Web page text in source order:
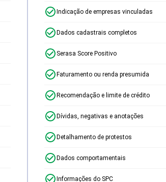
Indicação de empresas vinculadas
Dados cadastrais completos
Serasa Score Positivo
Faturamento ou renda presumida
Recomendação e limite de crédito
Dívidas, negativas e anotações
Detalhamento de protestos
Dados comportamentais
Informações do SPC